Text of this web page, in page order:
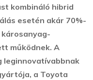
kombináló hibrid
esetén akár 70%-
károsanyag-
működnek. A
leginnovatívabbnak
a Toyota